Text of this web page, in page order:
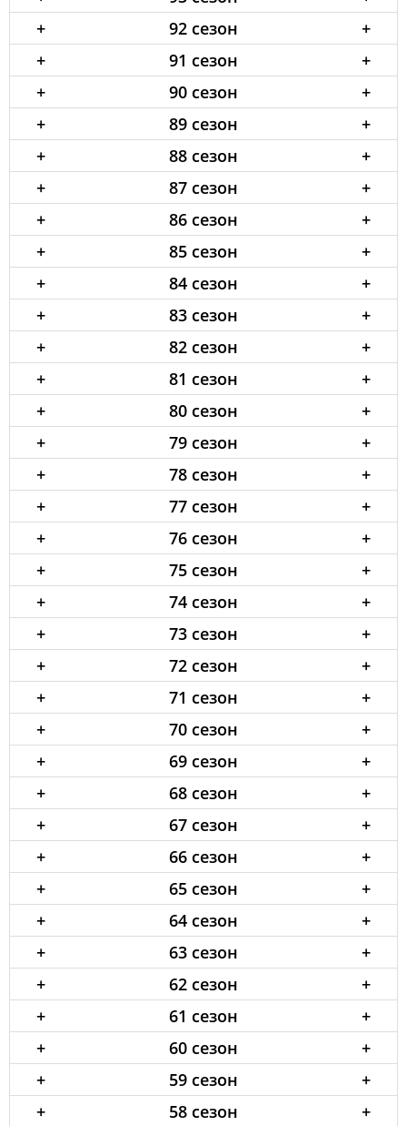
+
92 сезон
+
+
91 сезон
+
+
90 сезон
+
+
89 сезон
+
+
88 сезон
+
+
87 сезон
+
+
86 сезон
+
+
85 сезон
+
+
84 сезон
+
+
83 сезон
+
+
82 сезон
+
+
81 сезон
+
+
80 сезон
+
+
79 сезон
+
+
78 сезон
+
+
77 сезон
+
+
76 сезон
+
+
75 сезон
+
+
74 сезон
+
+
73 сезон
+
+
72 сезон
+
+
71 сезон
+
+
70 сезон
+
+
69 сезон
+
+
68 сезон
+
+
67 сезон
+
+
66 сезон
+
+
65 сезон
+
+
64 сезон
+
+
63 сезон
+
+
62 сезон
+
+
61 сезон
+
+
60 сезон
+
+
59 сезон
+
+
58 сезон
+